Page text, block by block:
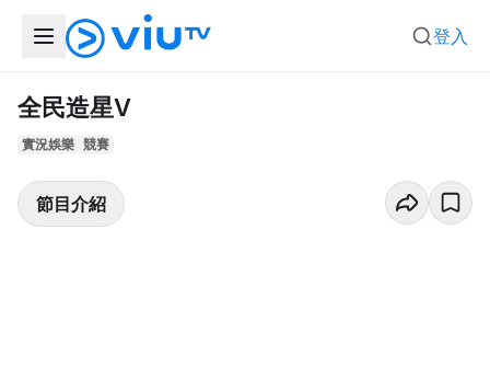
登入
全民造星V
實況娛樂 競賽
節目介紹